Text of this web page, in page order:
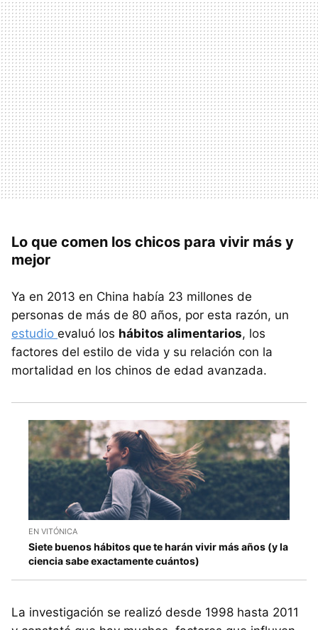
Lo que comen los chicos para vivir más y
mejor
Ya en 2013 en China había 23 millones de
personas de más de 80 años, por esta razón, un
estudio evaluó los hábitos alimentarios, los
factores del estilo de vida y su relación con la
mortalidad en los chinos de edad avanzada.
EN VITÓNICA
Siete buenos hábitos que te harán vivir más años (y la
ciencia sabe exactamente cuántos)
La investigación se realizó desde 1998 hasta 2011